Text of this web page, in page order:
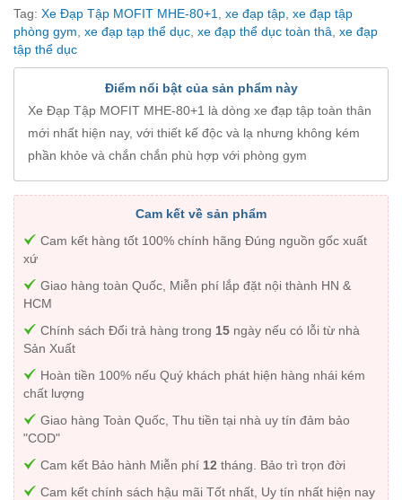
Tag: Xe Đạp Tập MOFIT MHE-80+1, xe đạp tập, xe đạp tập
phòng gym, xe đạp tạp thể dục, xe đạp thể dục toàn thâ, xe đạp
tập thể dục
Điểm nổi bật của sản phẩm này
Xe Đạp Tập MOFIT MHE-80+1 là dòng xe đạp tập toàn thân
mới nhất hiện nay, với thiết kế độc và lạ nhưng không kém
phần khỏe và chắn chắn phù hợp với phòng gym
Cam kết về sản phẩm
Cam kết hàng tốt 100% chính hãng Đúng nguồn gốc xuất
xứ
Giao hàng toàn Quốc, Miễn phí lắp đặt nội thành HN &
HCM
Chính sách Đổi trả hàng trong 15 ngày nếu có lỗi từ nhà
Sản Xuất
Hoàn tiền 100% nếu Quý khách phát hiện hàng nhái kém
chất lượng
Giao hàng Toàn Quốc, Thu tiền tại nhà uy tín đảm bảo
"COD"
Cam kết Bảo hành Miễn phí 12 tháng. Bảo trì trọn đời
Cam kết chính sách hậu mãi Tốt nhất, Uy tín nhất hiện nay